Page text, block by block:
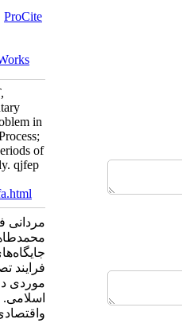
ProCite
in
of
qjfep
مردانی
فرایند
موردی
واقتصادی. ۱۴۰۳; ۱۲